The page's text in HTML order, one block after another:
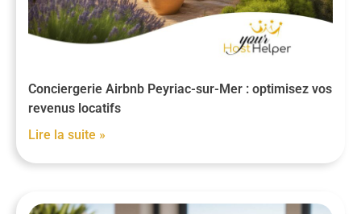
Conciergerie Airbnb Peyriac-sur-Mer : optimisez vos
revenus locatifs
Lire la suite »